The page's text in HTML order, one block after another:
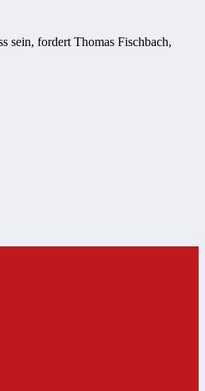
sein, fordert Thomas Fischbach,